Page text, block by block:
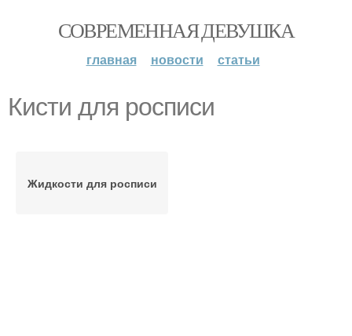
СОВРЕМЕННАЯ ДЕВУШКА
главная новости статьи
Кисти для росписи
Жидкости для росписи